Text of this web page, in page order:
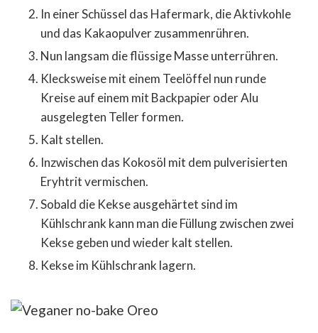
In einer Schüssel das Hafermark, die Aktivkohle
und das Kakaopulver zusammenrühren.
Nun langsam die flüssige Masse unterrühren.
Klecksweise mit einem Teelöffel nun runde
Kreise auf einem mit Backpapier oder Alu
ausgelegten Teller formen.
Kalt stellen.
Inzwischen das Kokosöl mit dem pulverisierten
Eryhtrit vermischen.
Sobald die Kekse ausgehärtet sind im
Kühlschrank kann man die Füllung zwischen zwei
Kekse geben und wieder kalt stellen.
Kekse im Kühlschrank lagern.